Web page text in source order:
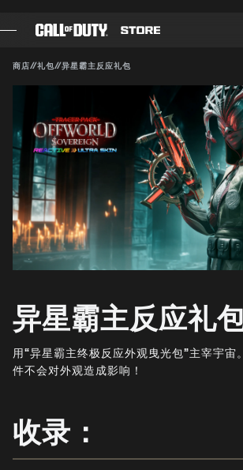
战斗通行证
黑色组织
使命召唤点数
装备商店
COMBAT BUILDS
游戏
新闻
电竞
商店//礼包//异星霸主反应礼包
兼容对象：
确认购买
取消
动视有权随时更新、替换或删除此游戏内容
异星霸主反应礼
用“异星霸主终极反应外观曳光包”主宰宇宙
件不会对外观造成影响！
收录：